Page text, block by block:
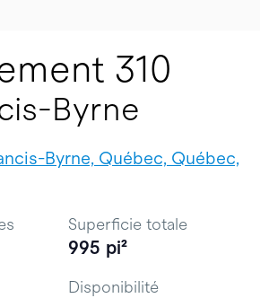
310
Byrne
Byrne, Québec, Québec,
Superficie totale
995 pi²
Disponibilité